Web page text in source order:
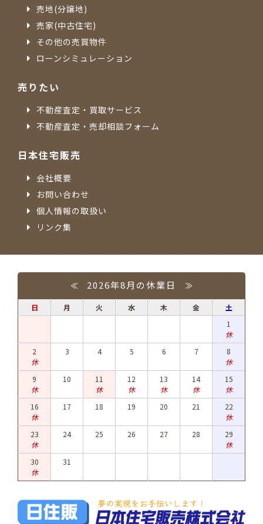
売地(分譲地)
売家(中古住宅)
その他の売買物件
ローンシミュレーション
売りたい
不動産査定・買取サービス
不動産査定・売却相談フォーム
日本住宅販売
会社概要
お問い合わせ
個人情報の取扱い
リンク集
≪ 2026年8月の休業日 ≫
日 月 火 水 木 金
土
1
休
2
休
3 4 5 6 7
8
休
9
休
10
11
休
12
休
13
休
14
休
15
休
16
休
17 18 19 20 21
22
休
23
休
24 25 26 27 28
29
休
30
休
31